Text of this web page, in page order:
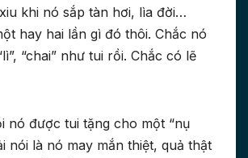
khi nó sắp tàn hơi, lìa đời…
hay hai lần gì đó thôi. Chắc nó
“chai” như tui rồi. Chắc có lẽ
nó được tui tặng cho một “nụ
nói là nó may mắn thiệt, quả thật